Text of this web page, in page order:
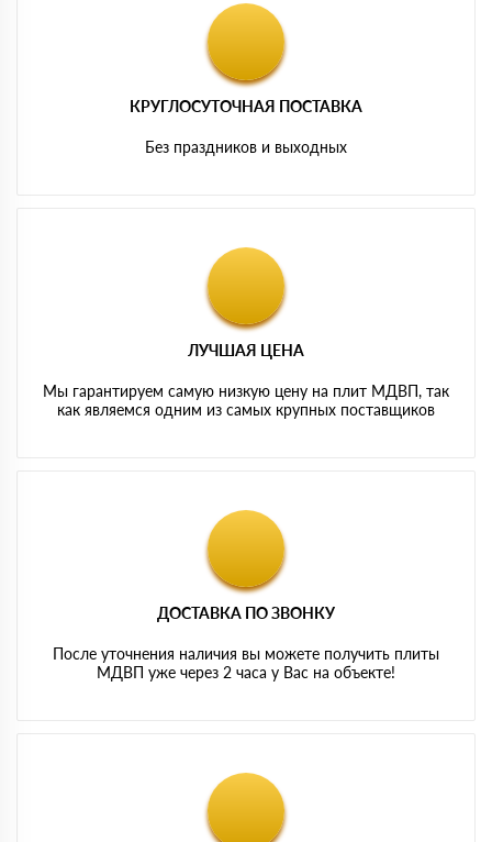
КРУГЛОСУТОЧНАЯ ПОСТАВКА
Без праздников и выходных
ЛУЧШАЯ ЦЕНА
Мы гарантируем самую низкую цену на плит МДВП, так
как являемся одним из самых крупных поставщиков
ДОСТАВКА ПО ЗВОНКУ
После уточнения наличия вы можете получить плиты
МДВП уже через 2 часа у Вас на объекте!